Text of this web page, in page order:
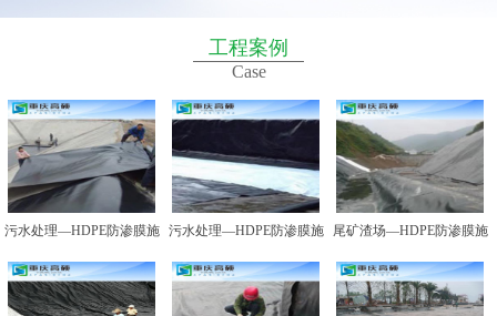
工程案例
Case
污水处理—HDPE防渗膜施
工图例一
污水处理—HDPE防渗膜施
工图例二
尾矿渣场—HDPE防渗膜施
工图例一